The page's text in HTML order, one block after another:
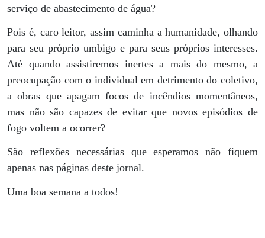
serviço de abastecimento de água?
Pois é, caro leitor, assim caminha a humanidade, olhando
para seu próprio umbigo e para seus próprios interesses.
Até quando assistiremos inertes a mais do mesmo, a
preocupação com o individual em detrimento do coletivo,
a obras que apagam focos de incêndios momentâneos,
mas não são capazes de evitar que novos episódios de
fogo voltem a ocorrer?
São reflexões necessárias que esperamos não fiquem
apenas nas páginas deste jornal.
Uma boa semana a todos!